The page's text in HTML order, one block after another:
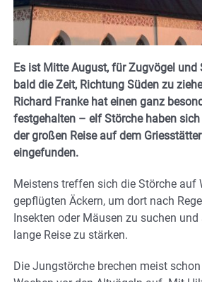
Es ist Mitte August, für Zugvögel und
bald die Zeit, Richtung Süden zu
Richard Franke hat einen ganz
festgehalten – elf Störche haben
der großen Reise auf dem
eingefunden.
Meistens treffen sich die Störche auf
gepflügten Äckern, um dort nach
Insekten oder Mäusen zu suchen
lange Reise zu stärken.
Die Jungstörche brechen meist